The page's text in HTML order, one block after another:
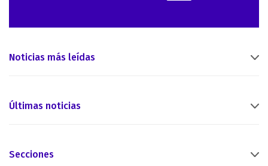
Noticias más leídas
Últimas noticias
Secciones